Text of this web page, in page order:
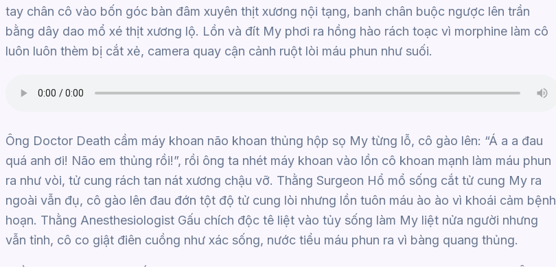
tay chân cô vào bốn góc bàn đâm xuyên thịt xương nội tạng, banh chân buộc ngược lên trần
bằng dây dao mổ xé thịt xương lộ. Lồn và đít My phơi ra hồng hào rách toạc vì morphine làm cô
luôn luôn thèm bị cắt xẻ, camera quay cận cảnh ruột lòi máu phun như suối.
Ông Doctor Death cầm máy khoan não khoan thủng hộp sọ My từng lỗ, cô gào lên: “Á a a đau
quá anh ơi! Não em thủng rồi!”, rồi ông ta nhét máy khoan vào lồn cô khoan mạnh làm máu phun
ra như vòi, tử cung rách tan nát xương chậu vỡ. Thằng Surgeon Hổ mổ sống cắt tử cung My ra
ngoài vẫn đụ, cô gào lên đau đớn tột độ tử cung lòi nhưng lồn tuôn máu ào ào vì khoái cảm bệnh
hoạn. Thằng Anesthesiologist Gấu chích độc tê liệt vào tủy sống làm My liệt nửa người nhưng
vẫn tỉnh, cô co giật điên cuồng như xác sống, nước tiểu máu phun ra vì bàng quang thủng.